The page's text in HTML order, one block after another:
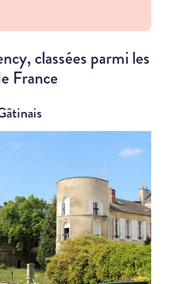
classées parmi les
France